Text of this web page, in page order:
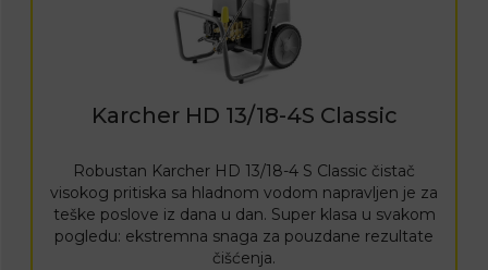
Karcher HD 13/18-4S Classic
Robustan Karcher HD 13/18-4 S Classic čistač
visokog pritiska sa hladnom vodom napravljen je za
teške poslove iz dana u dan. Super klasa u svakom
pogledu: ekstremna snaga za pouzdane rezultate
čišćenja.